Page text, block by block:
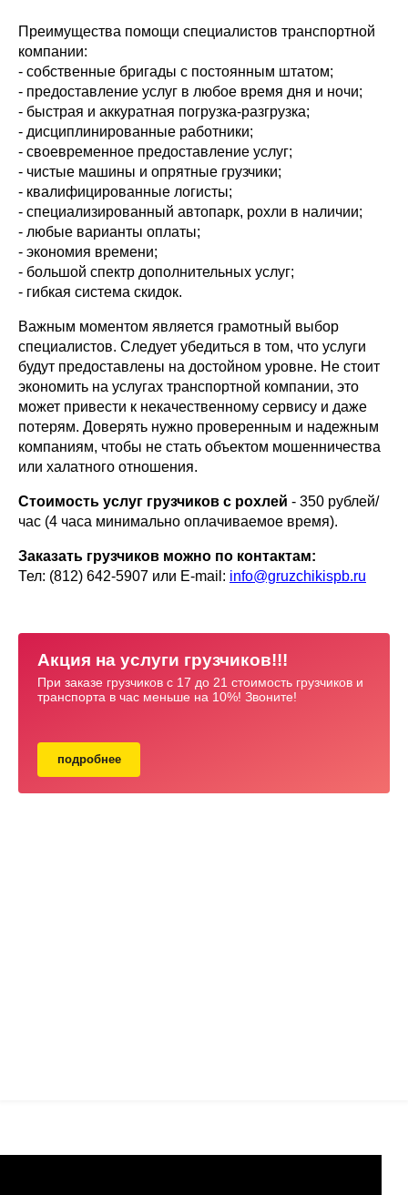
Преимущества помощи специалистов транспортной
компании:
- собственные бригады с постоянным штатом;
- предоставление услуг в любое время дня и ночи;
- быстрая и аккуратная погрузка-разгрузка;
- дисциплинированные работники;
- своевременное предоставление услуг;
- чистые машины и опрятные грузчики;
- квалифицированные логисты;
- специализированный автопарк, рохли в наличии;
- любые варианты оплаты;
- экономия времени;
- большой спектр дополнительных услуг;
- гибкая система скидок.
Важным моментом является грамотный выбор
специалистов. Следует убедиться в том, что услуги
будут предоставлены на достойном уровне. Не стоит
экономить на услугах транспортной компании, это
может привести к некачественному сервису и даже
потерям. Доверять нужно проверенным и надежным
компаниям, чтобы не стать объектом мошенничества
или халатного отношения.
Стоимость услуг грузчиков с рохлей - 350 рублей/
час (4 часа минимально оплачиваемое время).
Заказать грузчиков можно по контактам:
Тел: (812) 642-5907 или E-mail: info@gruzchikispb.ru
Акция на услуги грузчиков!!!
При заказе грузчиков с 17 до 21 стоимость грузчиков и
транспорта в час меньше на 10%! Звоните!
подробнее